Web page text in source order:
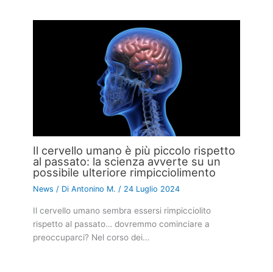
Il cervello umano è più piccolo rispetto
al passato: la scienza avverte su un
possibile ulteriore rimpicciolimento
News / DiAntonino M. / 24 Luglio 2024
Il cervello umano sembra essersi rimpicciolito
rispetto al passato… dovremmo cominciare a
preoccuparci? Nel corso dei…